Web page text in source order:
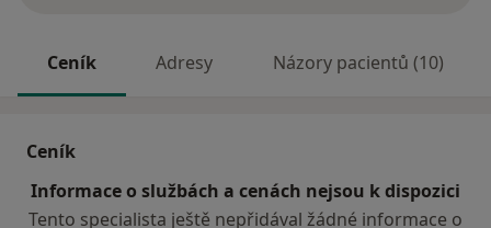
Ceník Adresy Názory pacientů (10)
Ceník
Informace o službách a cenách nejsou k dispozici
Tento specialista ještě nepřidával žádné informace o